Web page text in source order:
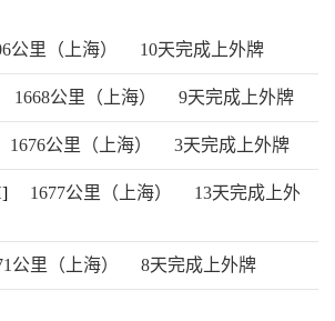
公里（上海） 10天完成上外牌
1668公里（上海） 9天完成上外牌
1676公里（上海） 3天完成上外牌
1677公里（上海）
13天完成上外
公里（上海） 8天完成上外牌